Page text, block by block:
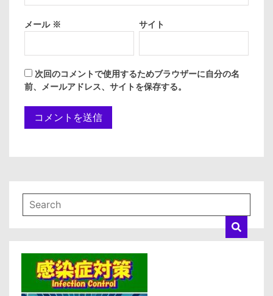
メール ※ サイト
次回のコメントで使用するためブラウザーに自分の名
前、メールアドレス、サイトを保存する。